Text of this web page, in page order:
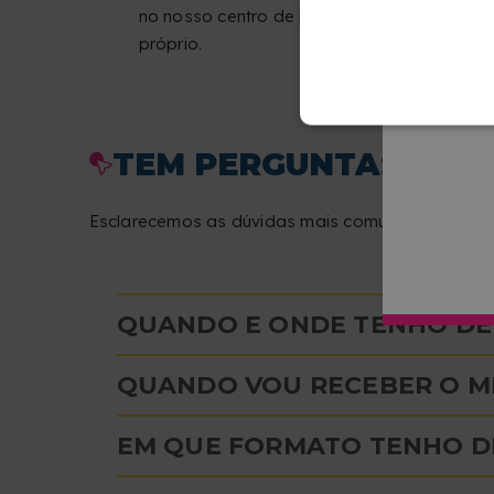
no nosso centro de produção
próprio.
TEM PERGUNTAS
Esclarecemos as dúvidas mais comuns para
QUANDO E ONDE TENHO
QUANDO VOU RECEBER O
EM QUE FORMATO TENHO